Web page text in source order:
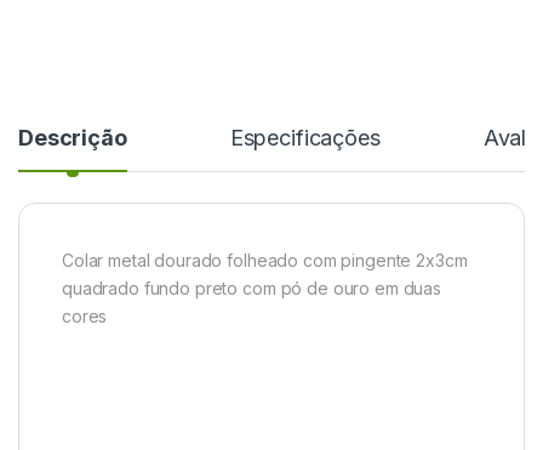
Descrição Especificações
Colar metal dourado folheado com pingente 2x3cm
quadrado fundo preto com pó de ouro em duas
cores